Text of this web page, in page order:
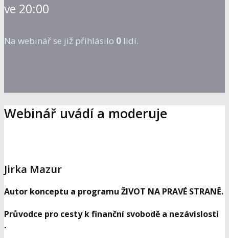
ve 20:00
Na webinář se již přihlásilo 0 lidí.
Webinář uvádí a moderuje
Jirka Mazur
Autor konceptu a programu ŽIVOT NA PRAVÉ STRANĚ.
Průvodce pro cesty k finanční svobodě a nezávislosti
.